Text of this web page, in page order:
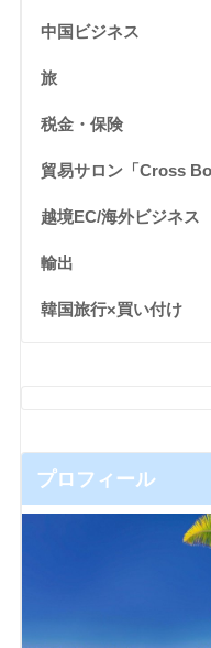
中国ビジネス
旅
税金・保険
貿易サロン「Cross
越境EC/海外ビジネス
輸出
韓国旅行×買い付け
プロフィール